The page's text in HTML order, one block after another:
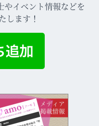
イベント情報などを
します！